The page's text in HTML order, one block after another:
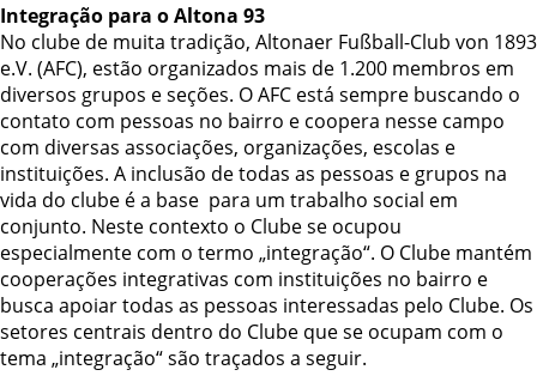
Integração para o Altona 93
No clube de muita tradição, Altonaer Fußball-Club von 1893
e.V. (AFC), estão organizados mais de 1.200 membros em
diversos grupos e seções. O AFC está sempre buscando o
contato com pessoas no bairro e coopera nesse campo
com diversas associações, organizações, escolas e
instituições. A inclusão de todas as pessoas e grupos na
vida do clube é a base para um trabalho social em
conjunto. Neste contexto o Clube se ocupou
especialmente com o termo „integração“. O Clube mantém
cooperações integrativas com instituições no bairro e
busca apoiar todas as pessoas interessadas pelo Clube. Os
setores centrais dentro do Clube que se ocupam com o
tema „integração“ são traçados a seguir.